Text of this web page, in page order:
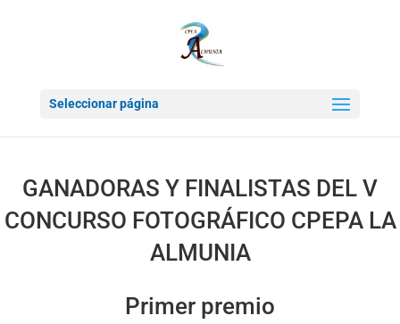
Seleccionar página
GANADORAS Y FINALISTAS DEL V
CONCURSO FOTOGRÁFICO CPEPA LA
ALMUNIA
Primer premio